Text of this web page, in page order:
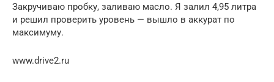
Закручиваю пробку, заливаю масло. Я залил 4,95 литра
и решил проверить уровень — вышло в аккурат по
максимуму.
www.drive2.ru